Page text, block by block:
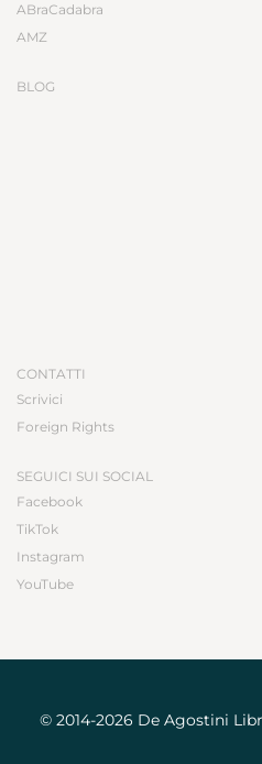
ABraCadabra
AMZ
BLOG
CONTATTI
Scrivici
Foreign Rights
SEGUICI SUI SOCIAL
Facebook
TikTok
Instagram
YouTube
© 2014-2026 De Agostini Libri